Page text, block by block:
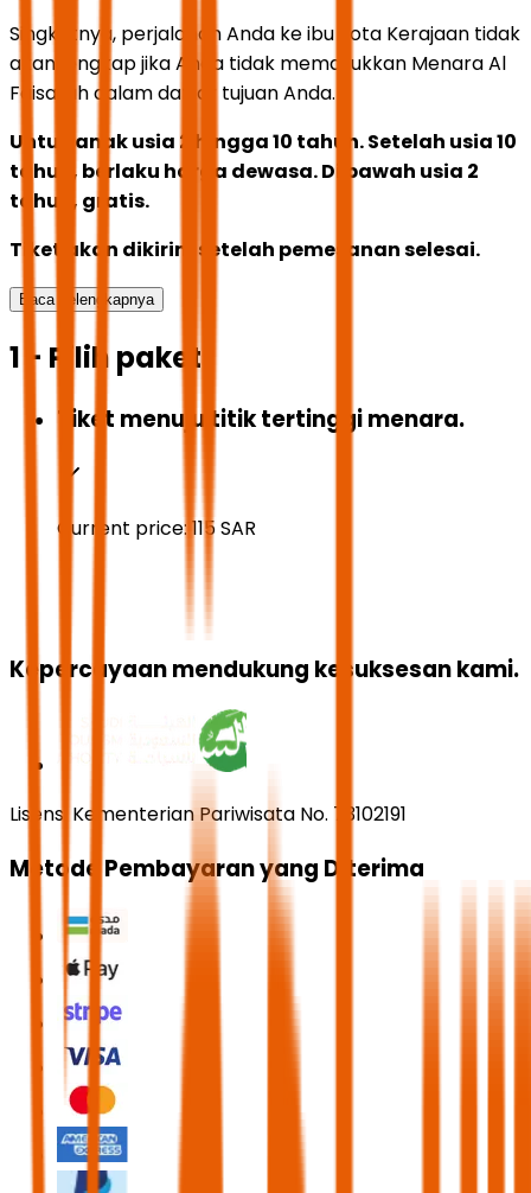
Singkatnya, perjalanan Anda ke ibu kota Kerajaan tidak
akan lengkap jika Anda tidak memasukkan Menara Al
Faisaliah dalam daftar tujuan Anda.
Untuk anak usia 2 hingga 10 tahun. Setelah usia 10
tahun, berlaku harga dewasa. Di bawah usia 2
tahun, gratis.
Tiket akan dikirim setelah pemesanan selesai.
Baca selengkapnya
1 - Pilih paket
Tiket menuju titik tertinggi menara.
Current price: 115SAR
Kepercayaan mendukung kesuksesan kami.
Lisensi Kementerian Pariwisata No. 73102191
Metode Pembayaran yang Diterima